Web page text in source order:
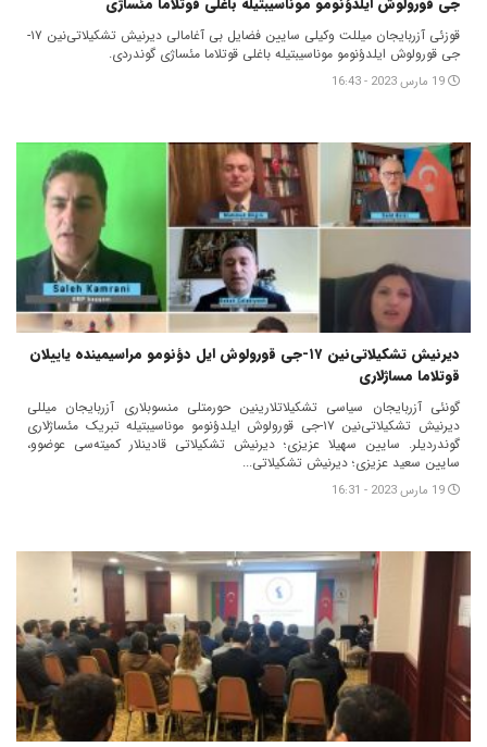
قوزئی آزربایجان میللت وکیلی سایین فضایل بی آغامالی‌ دیرنیش تشکیلاتی‌‌نین ۱۷-
جی قورولوش ایلدؤنومو موناسیبتیله باغلی قوتلاما‌ مئساژی گوندردی.
19 مارس 2023 - 16:43
دیرنیش تشکیلاتی‌نین ۱۷-جی قورولوش ایل دؤنومو مراسیمینده یاییلان
قوتلاما مساژلاری
گونئی آزربایجان سیاسی تشکیلاتلارینین حورمتلی منسوبلاری آزربایجان میللی
دیرنیش تشکیلاتی‌نین ۱۷-جی قورولوش ایلدؤنومو موناسیبتیله تبریک مئساژلاری
گوندردیلر. سایین سهیلا عزیزی؛ دیرنیش تشکیلاتی قادینلار کمیته‌سی عوضوو،
سایین سعید عزیزی؛ دیرنیش تشکیلاتی...
19 مارس 2023 - 16:31